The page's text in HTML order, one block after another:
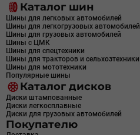
Каталог шин
Шины для легковых автомобилей
Шины для легкогрузовых автомобилей
Шины для грузовых автомобилей
Шины с ЦМК
Шины для спецтехники
Шины для тракторов и сельхозтехники
Шины для мототехники
Популярные шины
Каталог дисков
Диски штампованные
Диски легкосплавные
Диски для грузовых автомобилей
Покупателю